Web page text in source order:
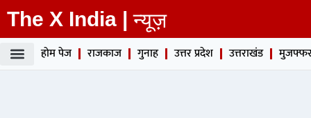
The X India | न्यूज़
होम पेज राजकाज गुनाह उत्तर प्रदेश उत्तराखंड